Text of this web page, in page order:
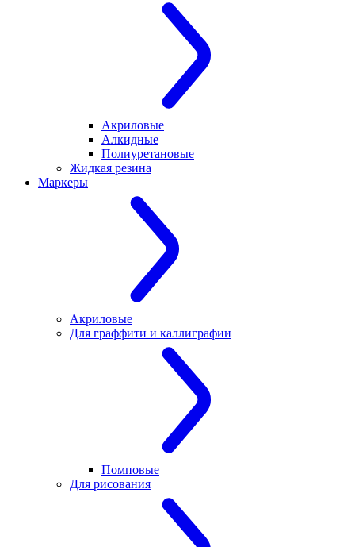
Акриловые
Алкидные
Полиуретановые
Жидкая резина
Маркеры
Акриловые
Для граффити и каллиграфии
Помповые
Для рисования